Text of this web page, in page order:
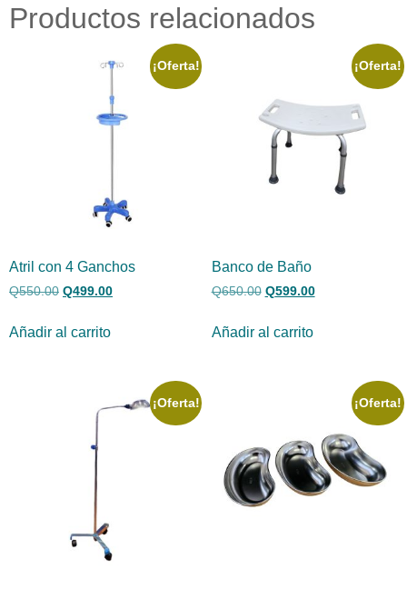
Productos relacionados
¡Oferta!
Atril con 4 Ganchos
Q550.00 Q499.00
Añadir al carrito
¡Oferta!
Banco de Baño
Q650.00 Q599.00
Añadir al carrito
¡Oferta! ¡Oferta!